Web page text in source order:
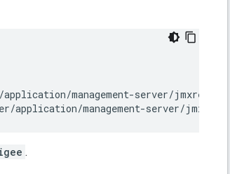
management-server/
application/management-server/
.